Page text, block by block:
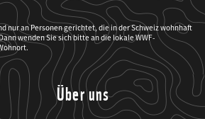
nur an Personen gerichtet, die in der Schweiz wohnhaft
wenden Sie sich bitte an die lokale WWF-
Über uns